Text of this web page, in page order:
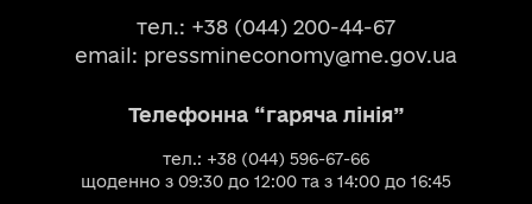
тел.: +38 (044) 200-44-67
email: pressmineconomy@me.gov.ua
Телефонна “гаряча лінія”
тел.: +38 (044) 596-67-66
щоденно з 09:30 до 12:00 та з 14:00 до 16:45